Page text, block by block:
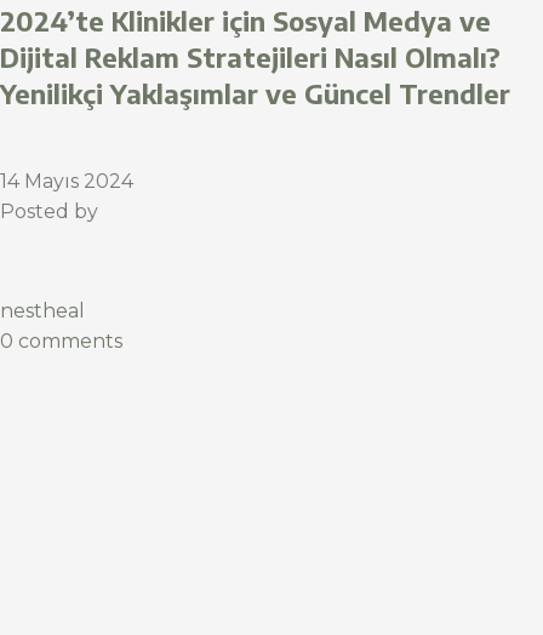
2024’te Klinikler için Sosyal Medya ve
Dijital Reklam Stratejileri Nasıl Olmalı?
Yenilikçi Yaklaşımlar ve Güncel Trendler
14 Mayıs 2024
Posted by
nestheal
0 comments